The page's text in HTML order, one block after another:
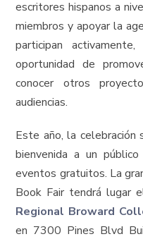
escritores hispanos a
miembros y apoyar la
participan
oportunidad de
conocer otros
audiencias.
Este año, la celebración
bienvenida a un
eventos gratuitos. La
Book Fair tendrá lugar
Regional Broward
en 7300 Pines Blvd